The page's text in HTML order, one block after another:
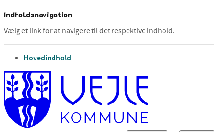
Indholdsnavigation
Vælg et link for at navigere til det respektive indhold.
gå til
Hovedindhold